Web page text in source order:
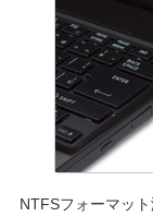
NTFSフォーマッ